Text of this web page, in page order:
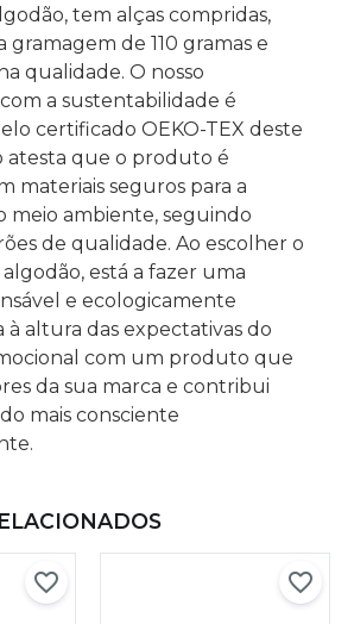
tem alças compridas,
de 110 gramas e
qualidade. O nosso
a sustentabilidade é
certificado OEKO-TEX deste
atesta que o produto é
materiais seguros para a
meio ambiente, seguindo
de qualidade. Ao escolher o
algodão, está a fazer uma
e ecologicamente
à altura das expectativas do
com um produto que
da sua marca e contribui
mais consciente